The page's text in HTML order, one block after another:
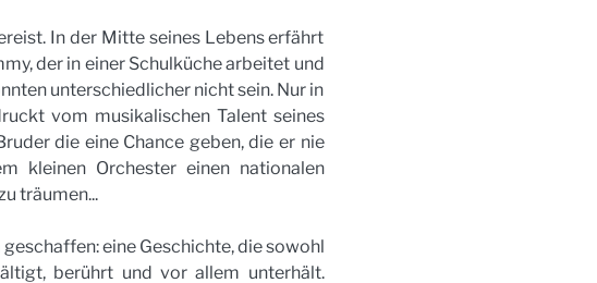
In der Mitte seines Lebens erfährt
der in einer Schulküche arbeitet und
unterschiedlicher nicht sein. Nur in
vom musikalischen Talent seines
die eine Chance geben, die er nie
kleinen Orchester einen nationalen
träumen...
eine Geschichte, die sowohl
berührt und vor allem unterhält.